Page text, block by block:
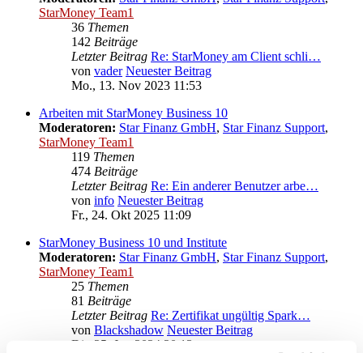
StarMoney Team1
36 Themen
142 Beiträge
Letzter Beitrag Re: StarMoney am Client schli…
von vader Neuester Beitrag
Mo., 13. Nov 2023 11:53
Arbeiten mit StarMoney Business 10
Moderatoren: Star Finanz GmbH, Star Finanz Support,
StarMoney Team1
119 Themen
474 Beiträge
Letzter Beitrag Re: Ein anderer Benutzer arbe…
von info Neuester Beitrag
Fr., 24. Okt 2025 11:09
StarMoney Business 10 und Institute
Moderatoren: Star Finanz GmbH, Star Finanz Support,
StarMoney Team1
25 Themen
81 Beiträge
Letzter Beitrag Re: Zertifikat ungültig Spark…
von Blackshadow Neuester Beitrag
Di., 25. Jun 2024 20:13